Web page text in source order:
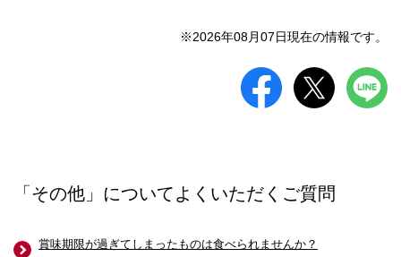
※2026年08月07日現在の情報です。
「その他」についてよくいただくご質問
賞味期限が過ぎてしまったものは食べられませんか？